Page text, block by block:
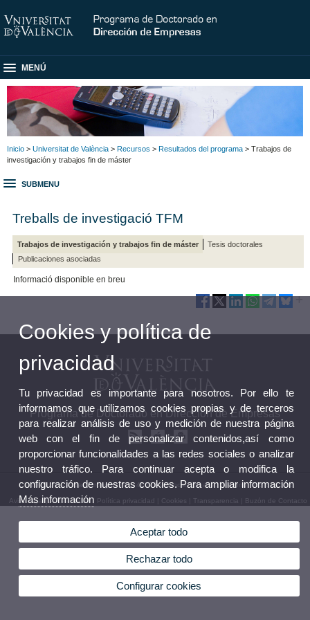
MENÚ
Inicio > Universitat de València > Recursos > Resultados del programa > Trabajos de
investigación y trabajos fin de máster
SUBMENU
Treballs de investigació TFM
Trabajos de investigación y trabajos fin de máster
Tesis doctorales
Publicaciones asociadas
Informació disponible en breu
Programa de Doctorado en Dirección de Empresas
© 2026 UV. - Avda. Tarongers, s/n. 46022 Valencia. España. Teléfono: 963 828 312
Aviso legal |Accesibilidad| Política privacidad Cookies Transparencia Buzón de Contacto
Cookies y política de
privacidad
Tu privacidad es importante para nosotros. Por ello te
informamos que utilizamos cookies propias y de terceros
para realizar análisis de uso y medición de nuestra página
web con el fin de personalizar contenidos,así como
proporcionar funcionalidades a las redes sociales o analizar
nuestro tráfico. Para continuar acepta o modifica la
configuración de nuestras cookies. Para ampliar información
Más información
Aceptar todo
Rechazar todo
Configurar cookies